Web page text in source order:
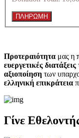
Προτεραιότητα μας η
ευεργετικές διατάξεις
αξιοποίηση των
ελληνική επικράτεια
Γίνε